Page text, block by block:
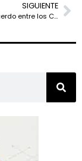
SIGUIENTE
La falta de acuerdo entre los CIOs y los C-Suite amenaza los proyectos de transformación